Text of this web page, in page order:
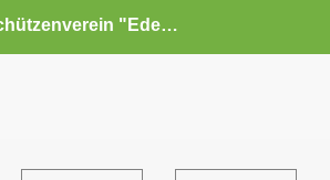
Schützenverein "Edelweiß" Reiterswiesen e.V.